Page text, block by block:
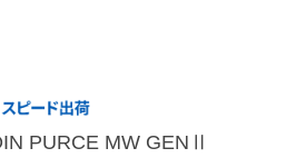
PURCE MW GENⅡ